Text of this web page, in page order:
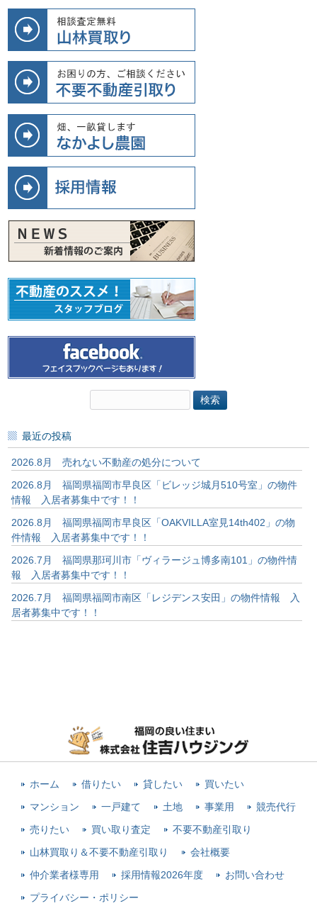
最近の投稿
2026.8月 売れない不動産の処分について
2026.8月 福岡県福岡市早良区「ビレッジ城月510号室」の物件
情報 入居者募集中です！！
2026.8月 福岡県福岡市早良区「OAKVILLA室見14th402」の物
件情報 入居者募集中です！！
2026.7月 福岡県那珂川市「ヴィラージュ博多南101」の物件情
報 入居者募集中です！！
2026.7月 福岡県福岡市南区「レジデンス安田」の物件情報 入
居者募集中です！！
ホーム 借りたい 貸したい 買いたい
マンション 一戸建て 土地 事業用 競売代行
売りたい 買い取り査定 不要不動産引取り
山林買取り＆不要不動産引取り 会社概要
仲介業者様専用 採用情報2026年度 お問い合わせ
プライバシー・ポリシー